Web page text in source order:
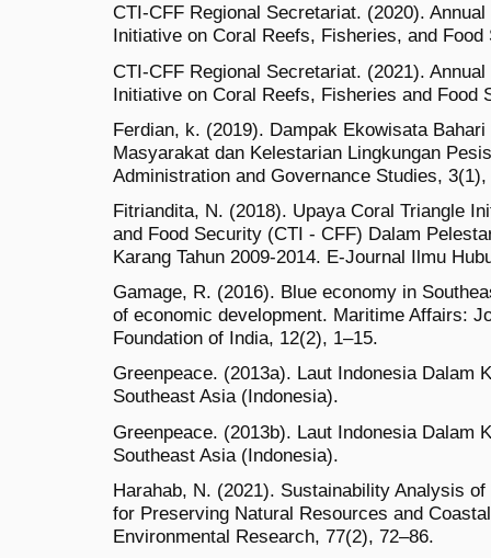
CTI-CFF Regional Secretariat. (2020).
Initiative on Coral Reefs, Fisheries, and Food
CTI-CFF Regional Secretariat. (2021).
Initiative on Coral Reefs, Fisheries and Food
Ferdian, k. (2019). Dampak Ekowisata
Masyarakat dan Kelestarian Lingkungan
Administration and Governance Studies, 3(1),
Fitriandita, N. (2018). Upaya Coral Triangle
and Food Security (CTI - CFF) Dalam
Karang Tahun 2009-2014. E-Journal Ilmu
Gamage, R. (2016). Blue economy in
of economic development. Maritime Affairs:
Foundation of India, 12(2), 1–15.
Greenpeace. (2013a). Laut Indonesia Dalam
Southeast Asia (Indonesia).
Greenpeace. (2013b). Laut Indonesia Dalam
Southeast Asia (Indonesia).
Harahab, N. (2021). Sustainability Analysis
for Preserving Natural Resources and
Environmental Research, 77(2), 72–86.